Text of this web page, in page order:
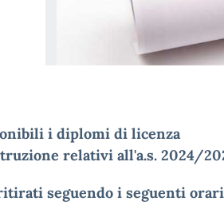
i diplomi di licenza
relativi all'a.s. 2024/
seguendo i seguenti